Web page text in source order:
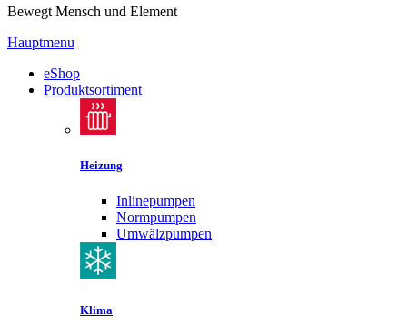
Bewegt Mensch und Element
Hauptmenu
eShop
Produktsortiment
Heizung
Inlinepumpen
Normpumpen
Umwälzpumpen
Klima